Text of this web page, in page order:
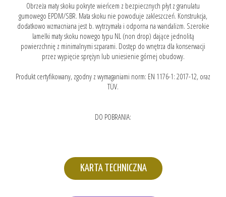
KARTA TECHNICZNA
Obrzeża maty skoku pokryte wieńcem z bezpiecznych płyt z granulatu
gumowego EPDM/SBR. Mata skoku nie powoduje zakleszczeń. Konstrukcja,
dodatkowo wzmacniana jest b. wytrzymała i odporna na wandalizm. Szerokie
lamelki maty skoku nowego typu NL (non drop) dające jednolitą
powierzchnię z minimalnymi szparami. Dostęp do wnętrza dla konserwacji
przez wypięcie sprężyn lub uniesienie górnej obudowy.
Produkt certyfikowany, zgodny z wymaganiami norm: EN 1176-1: 2017-12, oraz
TÜV.
DO POBRANIA: